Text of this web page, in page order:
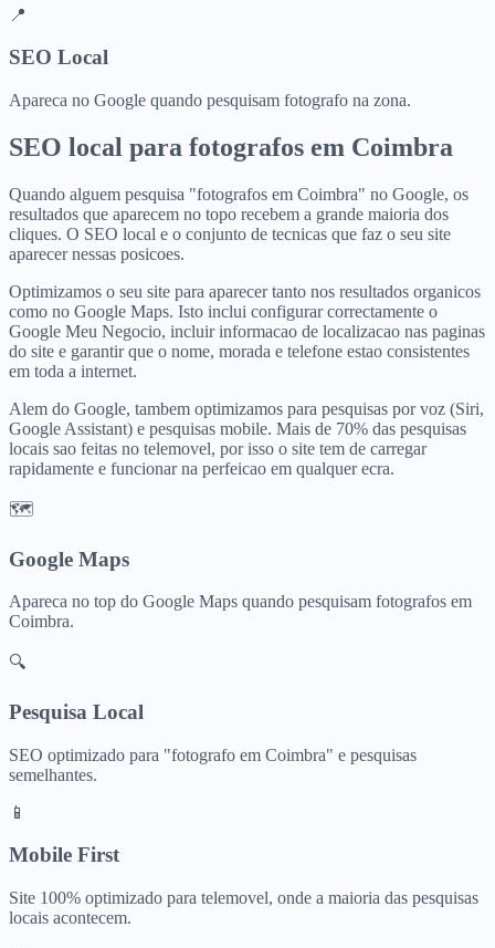
📍
SEO Local
Apareca no Google quando pesquisam fotografo na zona.
SEO local para fotografos em Coimbra
Quando alguem pesquisa "fotografos em Coimbra" no Google, os
resultados que aparecem no topo recebem a grande maioria dos
cliques. O SEO local e o conjunto de tecnicas que faz o seu site
aparecer nessas posicoes.
Optimizamos o seu site para aparecer tanto nos resultados organicos
como no Google Maps. Isto inclui configurar correctamente o
Google Meu Negocio, incluir informacao de localizacao nas paginas
do site e garantir que o nome, morada e telefone estao consistentes
em toda a internet.
Alem do Google, tambem optimizamos para pesquisas por voz (Siri,
Google Assistant) e pesquisas mobile. Mais de 70% das pesquisas
locais sao feitas no telemovel, por isso o site tem de carregar
rapidamente e funcionar na perfeicao em qualquer ecra.
🗺️
Google Maps
Apareca no top do Google Maps quando pesquisam fotografos em
Coimbra.
🔍
Pesquisa Local
SEO optimizado para "fotografo em Coimbra" e pesquisas
semelhantes.
📱
Mobile First
Site 100% optimizado para telemovel, onde a maioria das pesquisas
locais acontecem.